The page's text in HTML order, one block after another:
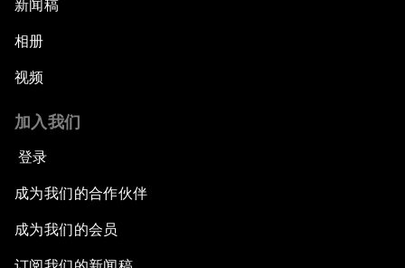
新闻稿
相册
视频
加入我们
登录
成为我们的合作伙伴
成为我们的会员